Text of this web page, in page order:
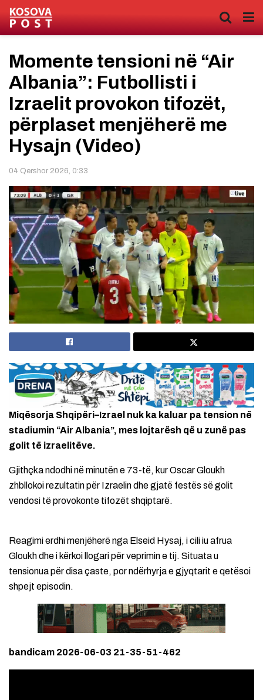
Momente tensioni në “Air
Albania”: Futbollisti i
Izraelit provokon tifozët,
përplaset menjëherë me
Hysajn (Video)
04 Qershor 2026, 0:33
Miqësorja Shqipëri–Izrael nuk ka kaluar pa tension në
stadiumin “Air Albania”, mes lojtarësh që u zunë pas
golit të izraelitëve.
Gjithçka ndodhi në minutën e 73-të, kur Oscar Gloukh
zhbllokoi rezultatin për Izraelin dhe gjatë festës së golit
vendosi të provokonte tifozët shqiptarë.
Reagimi erdhi menjëherë nga Elseid Hysaj, i cili iu afrua
Gloukh dhe i kërkoi llogari për veprimin e tij. Situata u
tensionua për disa çaste, por ndërhyrja e gjyqtarit e qetësoi
shpejt episodin.
bandicam 2026-06-03 21-35-51-462